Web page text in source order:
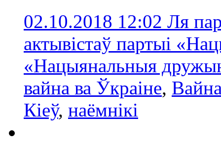
02.10.2018 12:02 Ля
актывістаў партыі
«Нацыянальныя
вайна ва Ўкраіне,
Кіеў, наёмнікі